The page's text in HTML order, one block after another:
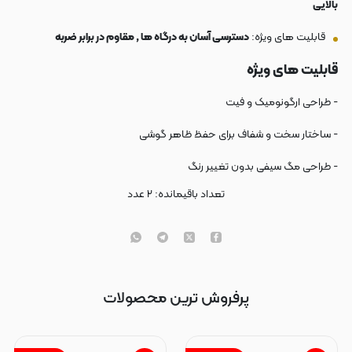
بالایی
قابلیت های ویژه:دسترسی آسان به درگاه ها , مقاوم در برابر ضربه
قابلیت های ویژه
- طراحی ارگونومیک و فیت
- ساختار سخت و شفاف برای حفظ ظاهر گوشی
- طراحی مگ سیفی بدون تغییر رنگ
تعداد باقیمانده:۲عدد
پرفروش ترین محصولات